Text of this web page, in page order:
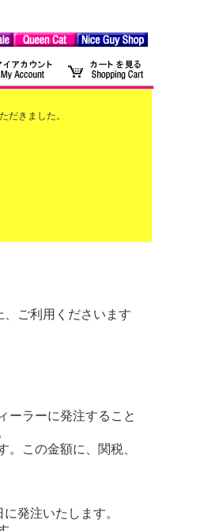
だきました。
ご利用くださいます
ーラーに発注すること
この金額に、関税、
発注いたします。